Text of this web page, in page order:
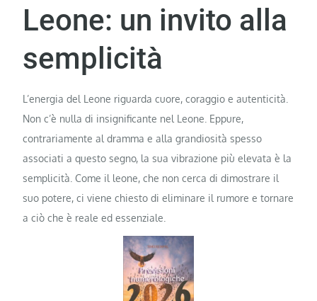
Leone: un invito alla
semplicità
L’energia del Leone riguarda cuore, coraggio e autenticità.
Non c’è nulla di insignificante nel Leone. Eppure,
contrariamente al dramma e alla grandiosità spesso
associati a questo segno, la sua vibrazione più elevata è la
semplicità. Come il leone, che non cerca di dimostrare il
suo potere, ci viene chiesto di eliminare il rumore e tornare
a ciò che è reale ed essenziale.